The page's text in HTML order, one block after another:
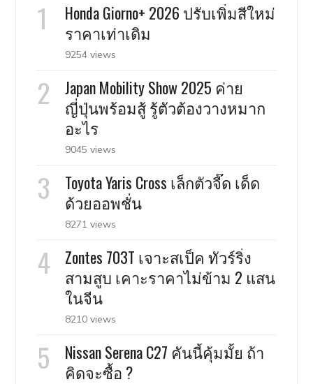
Honda Giorno+ 2026 ปรับเพิ่มสีใหม่
ราคาเท่าเดิม
9254 views
Japan Mobility Show 2025 ค่าย
ญี่ปุ่นพร้อมสู้ รู้ตัวต้องวางหมาก
อะไร
9045 views
Toyota Yaris Cross เล็กตัวจี๊ด เด็ด
ด้วยออพชั่น
8271 views
Zontes 703T เจาะสเป็ค ทัวร์ริ่ง
สามสูบ เคาะราคาไม่ข้าม 2 แสน
ในจีน
8210 views
Nissan Serena C27 คันนี้คุ้มมั้ย ถ้า
คิดจะซื้อ ?